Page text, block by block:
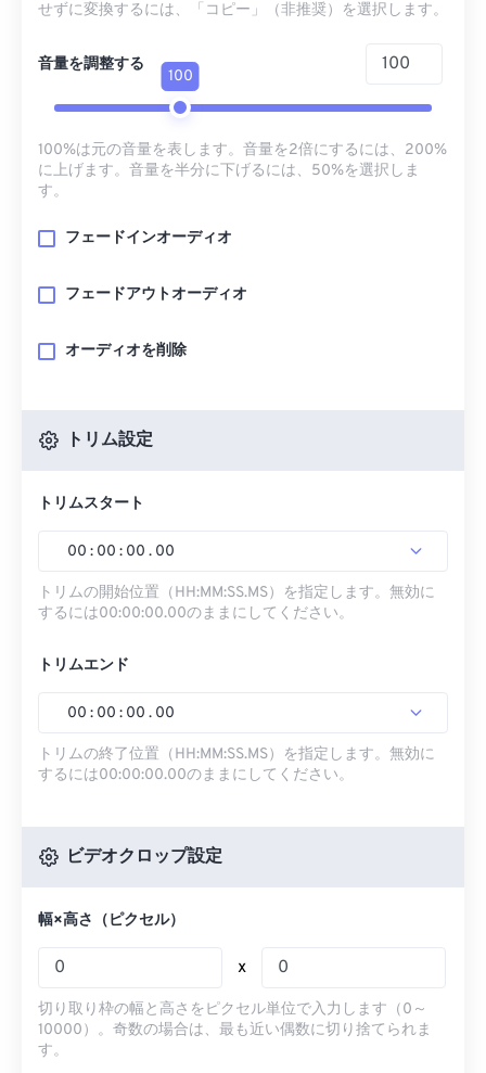
せずに変換するには、「コピー」（非推奨）を選択します。
音量を調整する
100
100%は元の音量を表します。音量を2倍にするには、200%
に上げます。音量を半分に下げるには、50%を選択しま
す。
フェードインオーディオ
フェードアウトオーディオ
オーディオを削除
トリム設定
トリムスタート
00 : 00 : 00 . 00
トリムの開始位置（HH:MM:SS.MS）を指定します。無効に
するには00:00:00.00のままにしてください。
トリムエンド
00 : 00 : 00 . 00
トリムの終了位置（HH:MM:SS.MS）を指定します。無効に
するには00:00:00.00のままにしてください。
ビデオクロップ設定
幅×高さ（ピクセル）
x
切り取り枠の幅と高さをピクセル単位で入力します（0～
10000）。奇数の場合は、最も近い偶数に切り捨てられま
す。